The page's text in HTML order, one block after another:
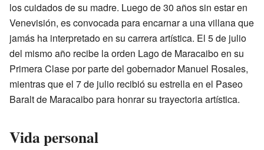
los cuidados de su madre. Luego de 30 años sin estar en
Venevisión, es convocada para encarnar a una villana que
jamás ha interpretado en su carrera artística. El 5 de julio
del mismo año recibe la orden Lago de Maracaibo en su
Primera Clase por parte del gobernador Manuel Rosales,
mientras que el 7 de julio recibió su estrella en el Paseo
Baralt de Maracaibo para honrar su trayectoria artística.
Vida personal